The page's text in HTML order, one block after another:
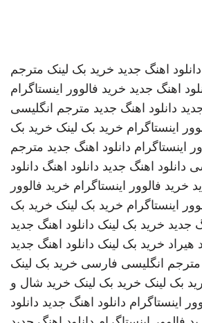
دانلود اهنگ جدید خرید بک لینک مترجم
اهنگ جدید خرید فالوور اینستاگرام
دانلود اهنگ جدید مترجم انگلیسی
اینستاگرام خرید بک لینک خرید بک
اینستاگرام دانلود اهنگ جدید مترجم
دانلود اهنگ جدید دانلود اهنگ دانلود
خرید فالوور اینستاگرام خرید فالوور
اینستاگرام خرید بک لینک خرید بک
جدید خرید بک لینک دانلود اهنگ جدید
هیراد خرید بک لینک دانلود اهنگ جدید
مترجم انگلیسی فارسی خرید بک لینک
بک لینک خرید بک لینک خرید شال و
اینستاگرام دانلود اهنگ جدید دانلود